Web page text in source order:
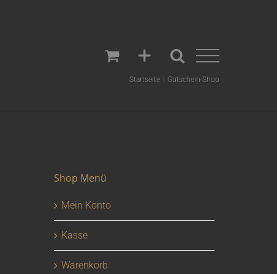
Startseite Gutschein-Shop
Shop Menü
Mein Konto
Kasse
Warenkorb